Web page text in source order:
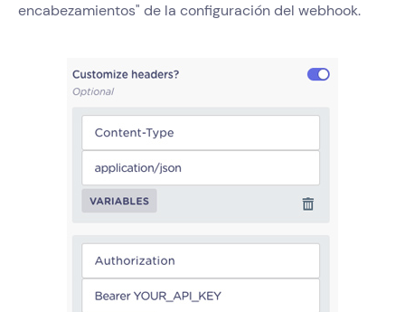
encabezamientos" de la configuración del webhook.